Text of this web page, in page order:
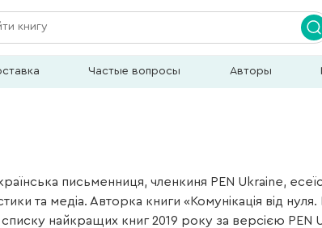
Частые вопросы Авторы
письменниця, членкиня PEN Ukraine,
та медіа. Авторка книги «Комунікація від
списку найкращих книг 2019 року за версією PEN